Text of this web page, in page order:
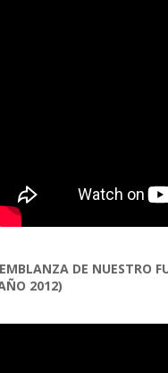
DE NUESTRO
2012)